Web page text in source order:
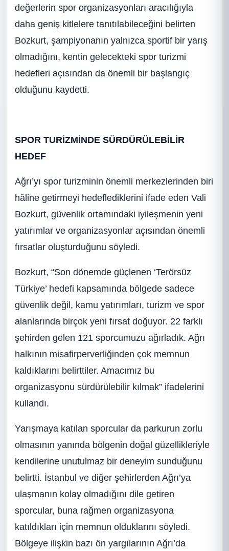
değerlerin spor organizasyonları aracılığıyla
daha geniş kitlelere tanıtılabileceğini belirten
Bozkurt, şampiyonanın yalnızca sportif bir yarış
olmadığını, kentin gelecekteki spor turizmi
hedefleri açısından da önemli bir başlangıç
olduğunu kaydetti.
SPOR TURİZMİNDE SÜRDÜRÜLEBİLİR
HEDEF
Ağrı’yı spor turizminin önemli merkezlerinden biri
hâline getirmeyi hedeflediklerini ifade eden Vali
Bozkurt, güvenlik ortamındaki iyileşmenin yeni
yatırımlar ve organizasyonlar açısından önemli
fırsatlar oluşturduğunu söyledi.
Bozkurt, “Son dönemde güçlenen ‘Terörsüz
Türkiye’ hedefi kapsamında bölgede sadece
güvenlik değil, kamu yatırımları, turizm ve spor
alanlarında birçok yeni fırsat doğuyor. 22 farklı
şehirden gelen 121 sporcumuzu ağırladık. Ağrı
halkının misafirperverliğinden çok memnun
kaldıklarını belirttiler. Amacımız bu
organizasyonu sürdürülebilir kılmak” ifadelerini
kullandı.
Yarışmaya katılan sporcular da parkurun zorlu
olmasının yanında bölgenin doğal güzellikleriyle
kendilerine unutulmaz bir deneyim sunduğunu
belirtti. İstanbul ve diğer şehirlerden Ağrı’ya
ulaşmanın kolay olmadığını dile getiren
sporcular, buna rağmen organizasyona
katıldıkları için memnun olduklarını söyledi.
Bölgeye ilişkin bazı ön yargılarının Ağrı’da